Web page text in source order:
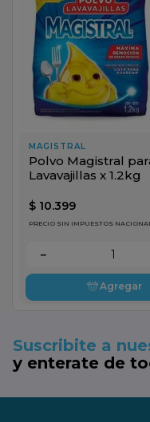
MAGISTRAL
Polvo Magistral
Lavavajillas x 1.2kg
$ 10.399
PRECIO SIN IMPUESTOS
－
Agregar
Suscribite a
y enterate de